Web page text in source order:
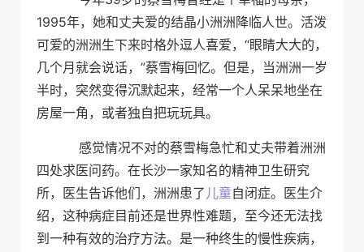
1995年，她和丈夫爱的结晶小洲洲降临人世。活泼
可爱的洲洲生下来时格外逗人喜爱，“眼睛大大的，
几个月就会说话，”蔡雪梅回忆。但是，当洲洲一岁
半时，突然变得沉默起来，经常一个人呆呆地坐在
房屋一角，或者独自把玩玩具。
感觉情况不对的蔡雪梅急忙和丈夫带着洲洲
四处求医问药。在长沙一家知名的精神卫生研究
所，医生告诉他们，洲洲患了 儿童自闭症。医生介
绍，这种病症目前还是世界性难题，至今还无法找
到一种有效的治疗方法。是一种终生的慢性疾病，